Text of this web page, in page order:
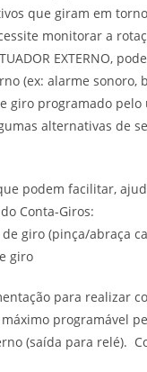
que giram em
monitorar a
EXTERNO,
(ex: alarme sonoro,
giro programado pelo
alternativas de
podem facilitar,
Conta-Giros:
de giro (pinça/abraça
giro
para realizar
programável
(saída para relé).